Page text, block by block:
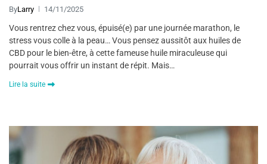
ByLarry 14/11/2025
Vous rentrez chez vous, épuisé(e) par une journée marathon, le
stress vous colle à la peau… Vous pensez aussitôt aux huiles de
CBD pour le bien-être, à cette fameuse huile miraculeuse qui
pourrait vous offrir un instant de répit. Mais…
Lire la suite